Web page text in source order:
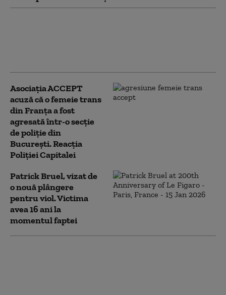
Asociația ACCEPT
acuză că o femeie trans
din Franța a fost
agresată într-o secție
de poliție din
București. Reacția
Poliției Capitalei
Patrick Bruel, vizat de
o nouă plângere
pentru viol. Victima
avea 16 ani la
momentul faptei